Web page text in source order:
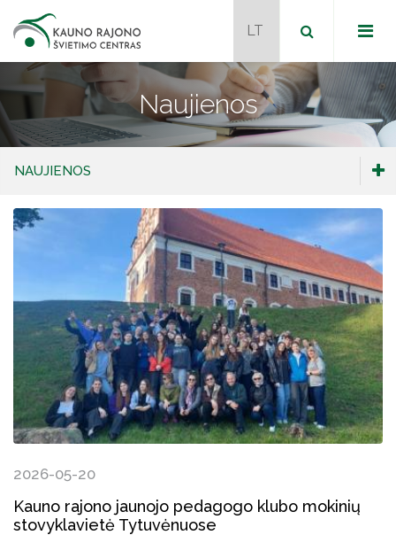
Naudingos nuorodos
Naujienos
Tvarkaraštis
Kontaktai
Projektai
Veiklos ataskaitos
Naudingos nuorodos TAU studentams
Naujienos
JPK mokytojai mentoriai
Veiklos programos
Veiklos ataskaitos
Naujienos
NAUJIENOS
Naujienos
JPK mokytojai mentoriai
Veiklos programos
Veiklos ataskaitos
2026-05-20
Kauno rajono jaunojo pedagogo klubo mokinių
stovyklavietė Tytuvėnuose